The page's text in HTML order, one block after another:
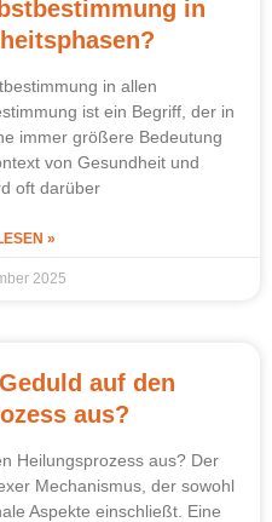
in
in allen
ist ein Begriff, der in
immer größere Bedeutung
von Gesundheit und
oft darüber
»
2025
auf den
aus?
Heilungsprozess aus? Der
Mechanismus, der sowohl
Aspekte einschließt. Eine